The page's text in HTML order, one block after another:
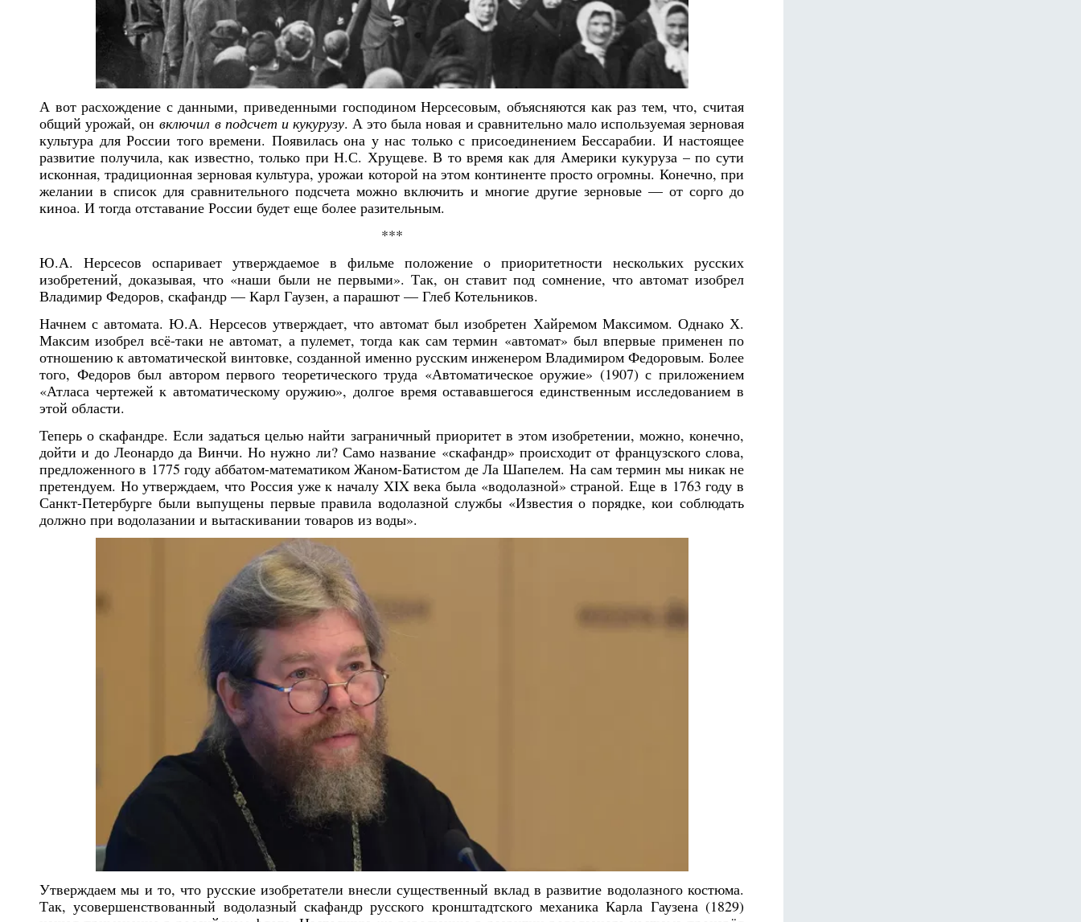
А вот расхождение с данными, приведенными господином Нерсесовым, объясняются как раз тем, что, считая
общий урожай, онвключил в подсчет и кукурузу. А это была новая и сравнительно мало используемая зерновая
культура для России того времени. Появилась она у нас только с присоединением Бессарабии. И настоящее
развитие получила, как известно, только при Н.С. Хрущеве. В то время как для Америки кукуруза – по сути
исконная, традиционная зерновая культура, урожаи которой на этом континенте просто огромны. Конечно, при
желании в список для сравнительного подсчета можно включить и многие другие зерновые — от сорго до
киноа. И тогда отставание России будет еще более разительным.
***
Ю.А. Нерсесов оспаривает утверждаемое в фильме положение о приоритетности нескольких русских
изобретений, доказывая, что «наши были не первыми». Так, он ставит под сомнение, что автомат изобрел
Владимир Федоров, скафандр — Карл Гаузен, а парашют — Глеб Котельников.
Начнем с автомата. Ю.А. Нерсесов утверждает, что автомат был изобретен Хайремом Максимом. Однако Х.
Максим изобрел всё-таки не автомат, а пулемет, тогда как сам термин «автомат» был впервые применен по
отношению к автоматической винтовке, созданной именно русским инженером Владимиром Федоровым. Более
того, Федоров был автором первого теоретического труда «Автоматическое оружие» (1907) с приложением
«Атласа чертежей к автоматическому оружию», долгое время остававшегося единственным исследованием в
этой области.
Теперь о скафандре. Если задаться целью найти заграничный приоритет в этом изобретении, можно, конечно,
дойти и до Леонардо да Винчи. Но нужно ли? Само название «скафандр» происходит от французского слова,
предложенного в 1775 году аббатом-математиком Жаном-Батистом де Ла Шапелем. На сам термин мы никак не
претендуем. Но утверждаем, что Россия уже к началу XIX века была «водолазной» страной. Еще в 1763 году в
Санкт-Петербурге были выпущены первые правила водолазной службы «Известия о порядке, кои соблюдать
должно при водолазании и вытаскивании товаров из воды».
Утверждаем мы и то, что русские изобретатели внесли существенный вклад в развитие водолазного костюма.
Так, усовершенствованный водолазный скафандр русского кронштадтского механика Карла Гаузена (1829)